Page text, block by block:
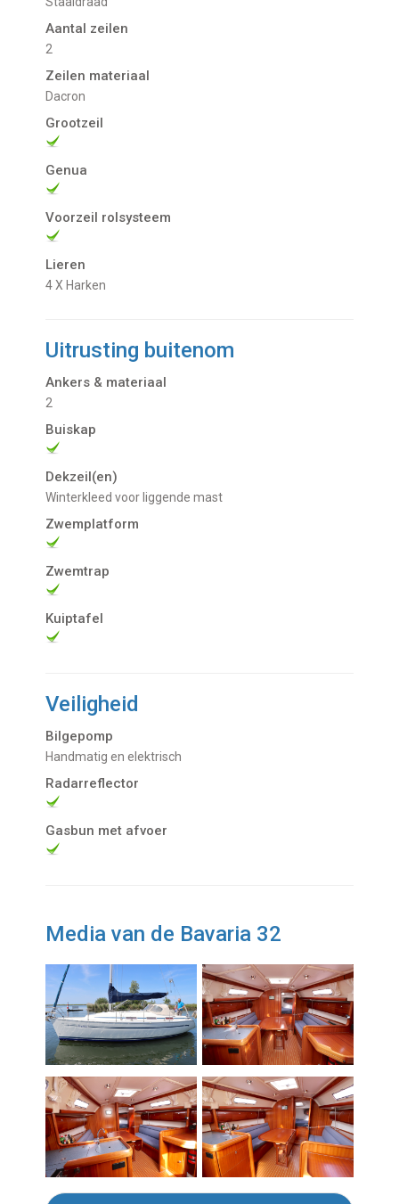
Aantal zeilen
2
Zeilen materiaal
Dacron
Grootzeil
Genua
Voorzeil rolsysteem
Lieren
4 X Harken
Uitrusting buitenom
Ankers & materiaal
2
Buiskap
Dekzeil(en)
Winterkleed voor liggende mast
Zwemplatform
Zwemtrap
Kuiptafel
Veiligheid
Bilgepomp
Handmatig en elektrisch
Radarreflector
Gasbun met afvoer
Media van de Bavaria 32